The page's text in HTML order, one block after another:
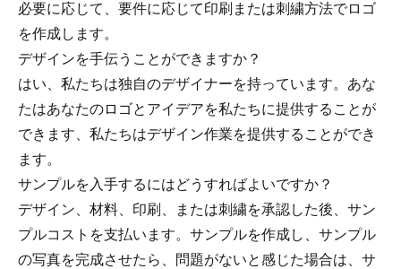
必要に応じて、要件に応じて印刷または刺繍方法でロゴ
を作成します。
デザインを手伝うことができますか？
はい、私たちは独自のデザイナーを持っています。あな
たはあなたのロゴとアイデアを私たちに提供することが
できます、私たちはデザイン作業を提供することができ
ます。
サンプルを入手するにはどうすればよいですか？
デザイン、材料、印刷、または刺繍を承認した後、サン
プルコストを支払います。サンプルを作成し、サンプル
の写真を完成させたら、問題がないと感じた場合は、サ